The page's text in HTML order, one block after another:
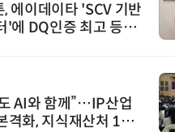
에이데이타 'SCV 기반
'에 DQ인증 최고 등급
AI와 함께”…IP산업
격화, 지식재산처 1호